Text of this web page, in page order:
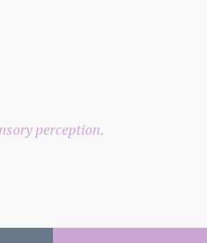
perception.